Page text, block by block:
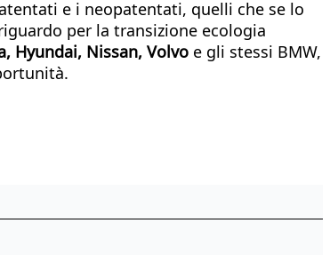
e i neopatentati, quelli che se lo
per la transizione ecologia
Hyundai, Nissan, Volvo e gli stessi BMW,